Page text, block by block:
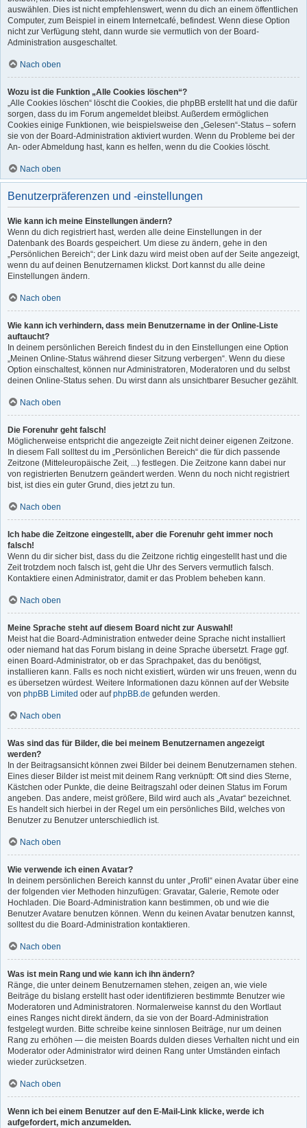
auswählen. Dies ist nicht empfehlenswert, wenn du dich an einem öffentlichen
Computer, zum Beispiel in einem Internetcafé, befindest. Wenn diese Option
nicht zur Verfügung steht, dann wurde sie vermutlich von der Board-
Administration ausgeschaltet.
Nach oben
Wozu ist die Funktion „Alle Cookies löschen“?
„Alle Cookies löschen“ löscht die Cookies, die phpBB erstellt hat und die dafür
sorgen, dass du im Forum angemeldet bleibst. Außerdem ermöglichen
Cookies einige Funktionen, wie beispielsweise den „Gelesen“-Status – sofern
sie von der Board-Administration aktiviert wurden. Wenn du Probleme bei der
An- oder Abmeldung hast, kann es helfen, wenn du die Cookies löscht.
Nach oben
Benutzerpräferenzen und -einstellungen
Wie kann ich meine Einstellungen ändern?
Wenn du dich registriert hast, werden alle deine Einstellungen in der
Datenbank des Boards gespeichert. Um diese zu ändern, gehe in den
„Persönlichen Bereich“; der Link dazu wird meist oben auf der Seite angezeigt,
wenn du auf deinen Benutzernamen klickst. Dort kannst du alle deine
Einstellungen ändern.
Nach oben
Wie kann ich verhindern, dass mein Benutzername in der Online-Liste
auftaucht?
In deinem persönlichen Bereich findest du in den Einstellungen eine Option
„Meinen Online-Status während dieser Sitzung verbergen“. Wenn du diese
Option einschaltest, können nur Administratoren, Moderatoren und du selbst
deinen Online-Status sehen. Du wirst dann als unsichtbarer Besucher gezählt.
Nach oben
Die Forenuhr geht falsch!
Möglicherweise entspricht die angezeigte Zeit nicht deiner eigenen Zeitzone.
In diesem Fall solltest du im „Persönlichen Bereich“ die für dich passende
Zeitzone (Mitteleuropäische Zeit, ...) festlegen. Die Zeitzone kann dabei nur
von registrierten Benutzern geändert werden. Wenn du noch nicht registriert
bist, ist dies ein guter Grund, dies jetzt zu tun.
Nach oben
Ich habe die Zeitzone eingestellt, aber die Forenuhr geht immer noch
falsch!
Wenn du dir sicher bist, dass du die Zeitzone richtig eingestellt hast und die
Zeit trotzdem noch falsch ist, geht die Uhr des Servers vermutlich falsch.
Kontaktiere einen Administrator, damit er das Problem beheben kann.
Nach oben
Meine Sprache steht auf diesem Board nicht zur Auswahl!
Meist hat die Board-Administration entweder deine Sprache nicht installiert
oder niemand hat das Forum bislang in deine Sprache übersetzt. Frage ggf.
einen Board-Administrator, ob er das Sprachpaket, das du benötigst,
installieren kann. Falls es noch nicht existiert, würden wir uns freuen, wenn du
es übersetzen würdest. Weitere Informationen dazu können auf der Website
von phpBB Limited oder aufphpBB.de gefunden werden.
Nach oben
Was sind das für Bilder, die bei meinem Benutzernamen angezeigt
werden?
In der Beitragsansicht können zwei Bilder bei deinem Benutzernamen stehen.
Eines dieser Bilder ist meist mit deinem Rang verknüpft: Oft sind dies Sterne,
Kästchen oder Punkte, die deine Beitragszahl oder deinen Status im Forum
angeben. Das andere, meist größere, Bild wird auch als „Avatar“ bezeichnet.
Es handelt sich hierbei in der Regel um ein persönliches Bild, welches von
Benutzer zu Benutzer unterschiedlich ist.
Nach oben
Wie verwende ich einen Avatar?
In deinem persönlichen Bereich kannst du unter „Profil“ einen Avatar über eine
der folgenden vier Methoden hinzufügen: Gravatar, Galerie, Remote oder
Hochladen. Die Board-Administration kann bestimmen, ob und wie die
Benutzer Avatare benutzen können. Wenn du keinen Avatar benutzen kannst,
solltest du die Board-Administration kontaktieren.
Nach oben
Was ist mein Rang und wie kann ich ihn ändern?
Ränge, die unter deinem Benutzernamen stehen, zeigen an, wie viele
Beiträge du bislang erstellt hast oder identifizieren bestimmte Benutzer wie
Moderatoren und Administratoren. Normalerweise kannst du den Wortlaut
eines Ranges nicht direkt ändern, da sie von der Board-Administration
festgelegt wurden. Bitte schreibe keine sinnlosen Beiträge, nur um deinen
Rang zu erhöhen — die meisten Boards dulden dieses Verhalten nicht und ein
Moderator oder Administrator wird deinen Rang unter Umständen einfach
wieder zurücksetzen.
Nach oben
Wenn ich bei einem Benutzer auf den E-Mail-Link klicke, werde ich
aufgefordert, mich anzumelden.